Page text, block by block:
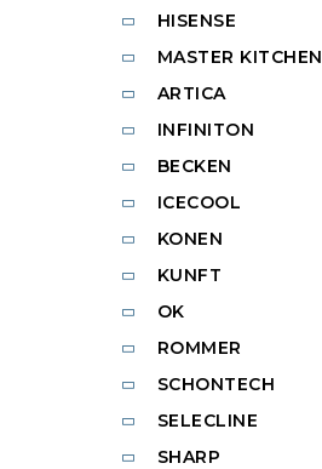
HISENSE
MASTER KITCHEN
ARTICA
INFINITON
BECKEN
ICECOOL
KONEN
KUNFT
OK
ROMMER
SCHONTECH
SELECLINE
SHARP